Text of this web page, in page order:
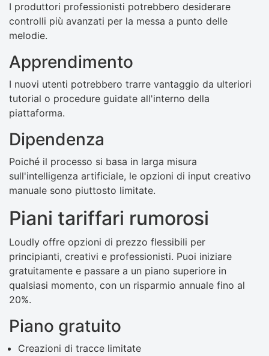
I produttori professionisti potrebbero desiderare
controlli più avanzati per la messa a punto delle
melodie.
Apprendimento
I nuovi utenti potrebbero trarre vantaggio da ulteriori
tutorial o procedure guidate all'interno della
piattaforma.
Dipendenza
Poiché il processo si basa in larga misura
sull'intelligenza artificiale, le opzioni di input creativo
manuale sono piuttosto limitate.
Piani tariffari rumorosi
Loudly offre opzioni di prezzo flessibili per
principianti, creativi e professionisti. Puoi iniziare
gratuitamente e passare a un piano superiore in
qualsiasi momento, con un risparmio annuale fino al
20%.
Piano gratuito
Creazioni di tracce limitate